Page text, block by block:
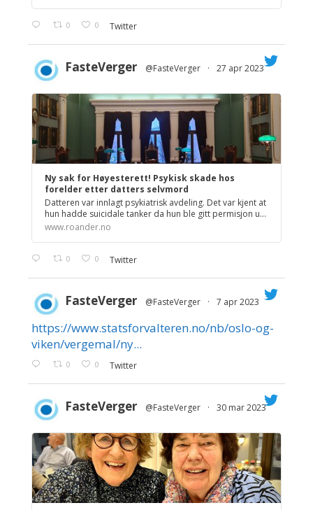
0 0 Twitter
;
FasteVerger @FasteVerger · 27 apr 2023
Ny sak for Høyesterett! Psykisk skade hos
forelder etter datters selvmord
Datteren var innlagt psykiatrisk avdeling. Det var kjent at
hun hadde suicidale tanker da hun ble gitt permisjon u...
www.roander.no
0 0 Twitter
;
FasteVerger @FasteVerger · 7 apr 2023
https://www.statsforvalteren.no/nb/oslo-og-
viken/vergemal/ny...
0 0 Twitter
;
FasteVerger @FasteVerger · 30 mar 2023